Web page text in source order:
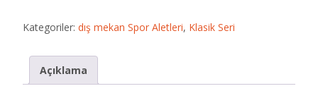
Kategoriler: dış mekan Spor Aletleri, Klasik Seri
Açıklama